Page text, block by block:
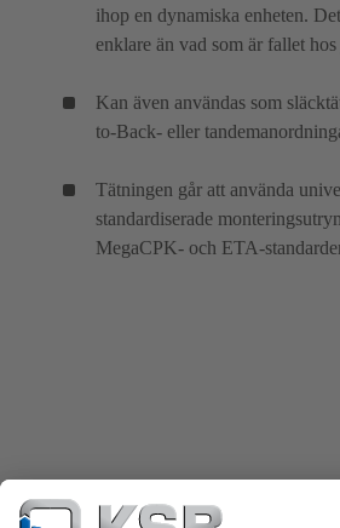
ihop en dynamiska enheten.
enklare än vad som är fallet
Kan även användas som
to-Back- eller
Tätningen går att använda
standardiserade
MegaCPK- och ETA-